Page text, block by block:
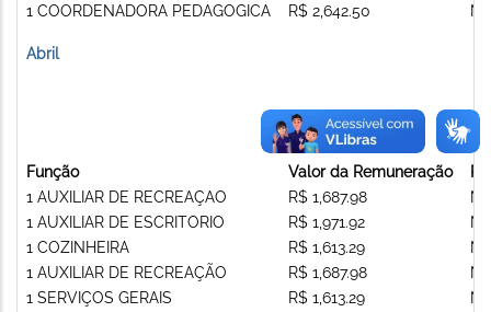
1 COORDENADORA PEDAGOGICA
R$ 2,642.50
Abril
Função
1 AUXILIAR DE RECREAÇAO
1 AUXILIAR DE ESCRITORIO
1 COZINHEIRA
1 AUXILIAR DE RECREAÇÃO
1 SERVIÇOS GERAIS
Valor da Remuneração
R$ 1,687.98
R$ 1,971.92
R$ 1,613.29
R$ 1,687.98
R$ 1,613.29